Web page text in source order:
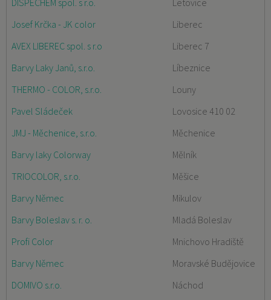
DISPECHEM spol. s r.o.
Letovice
Josef Krčka - JK color
Liberec
AVEX LIBEREC spol. s r.o
Liberec 7
Barvy Laky Janů, s.r.o.
Líbeznice
THERMO - COLOR, s.r.o.
Louny
Pavel Sládeček
Lovosice 410 02
JMJ - Měchenice, s.r.o.
Měchenice
Barvy laky Colorway
Mělník
TRIOCOLOR, s.r.o.
Měšice
Barvy Němec
Mikulov
Barvy Boleslav s. r. o.
Mladá Boleslav
Profi Color
Mnichovo Hradiště
Barvy Němec
Moravské Budějovice
DOMIVO s.r.o.
Náchod